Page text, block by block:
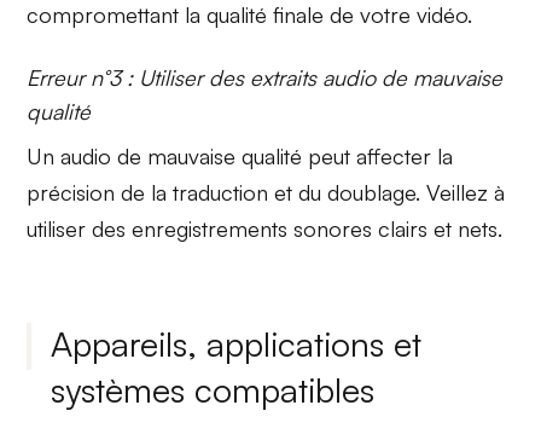
compromettant la qualité finale de votre vidéo.
Erreur n°3 : Utiliser des extraits audio de mauvaise
qualité
Un audio de mauvaise qualité peut affecter la
précision de la traduction et du doublage. Veillez à
utiliser des enregistrements sonores clairs et nets.
Appareils, applications et
systèmes compatibles